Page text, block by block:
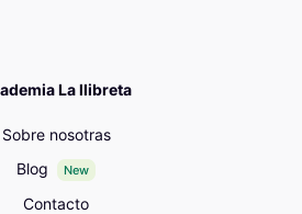
La llibreta
Sobre nosotras
Blog
New
Contacto